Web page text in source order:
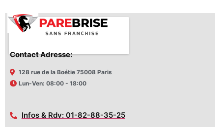
Contact Adresse:
128 rue de la Boétie 75008 Paris
Lun-Ven: 08:00 - 18:00
Infos & Rdv: 01-82-88-35-25